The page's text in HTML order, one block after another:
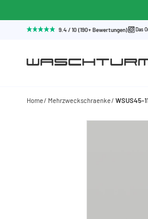
9.4 / 10 (190+ Bewertungen) Das
Home Mehrzweckschraenke WSUS45-